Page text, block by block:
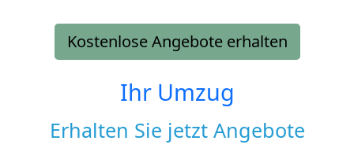
Kostenlose Angebote erhalten
Ihr Umzug
Erhalten Sie jetzt Angebote